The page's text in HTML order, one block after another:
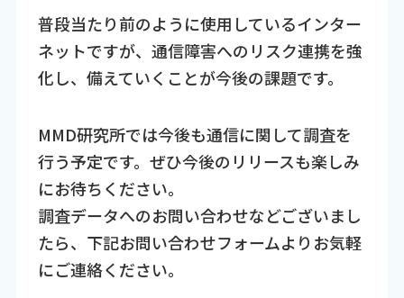
普段当たり前のように使用しているインター
ネットですが、通信障害へのリスク連携を強
化し、備えていくことが今後の課題です。
MMD研究所では今後も通信に関して調査を
行う予定です。ぜひ今後のリリースも楽しみ
にお待ちください。
調査データへのお問い合わせなどございまし
たら、下記お問い合わせフォームよりお気軽
にご連絡ください。